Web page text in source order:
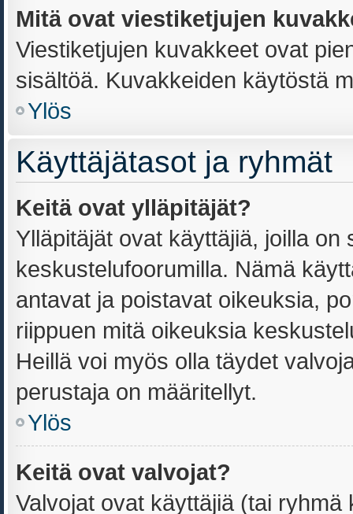
Mitä ovat viestiketjujen
Viestiketjujen kuvakkeet ovat
sisältöä. Kuvakkeiden käytöstä
Ylös
Käyttäjätasot ja ryhmät
Keitä ovat ylläpitäjät?
Ylläpitäjät ovat käyttäjiä, joilla
keskustelufoorumilla. Nämä
antavat ja poistavat oikeuksia,
riippuen mitä oikeuksia
Heillä voi myös olla täydet
perustaja on määritellyt.
Ylös
Keitä ovat valvojat?
Valvojat ovat käyttäjiä (tai